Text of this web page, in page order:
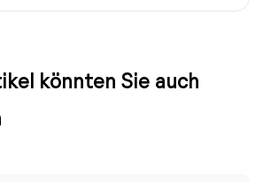
könnten Sie auch